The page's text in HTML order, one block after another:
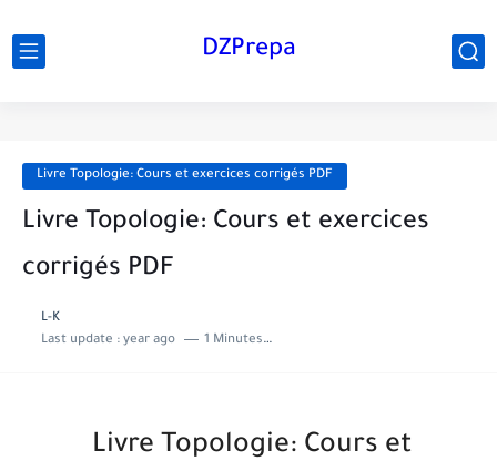
DZPrepa
Livre Topologie: Cours et exercices corrigés PDF
Livre Topologie: Cours et exercices
corrigés PDF
L-K
Last update : year ago 1 Minutes to read
Livre Topologie: Cours et